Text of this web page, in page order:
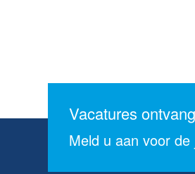
Vacatures
Meld u aan voor